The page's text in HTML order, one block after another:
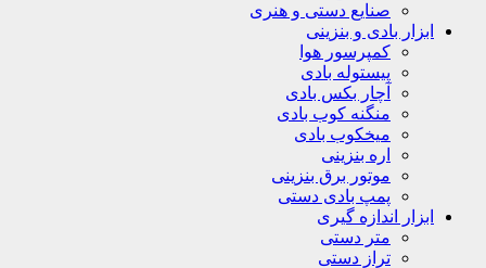
صنایع دستی و هنری
ابزار بادی و بنزینی
کمپرسور هوا
پیستوله بادی
آچار بکس بادی
منگنه کوب بادی
میخکوب بادی
اره بنزینی
موتور برق بنزینی
پمپ بادی دستی
ابزار اندازه گیری
متر دستی
تراز دستی